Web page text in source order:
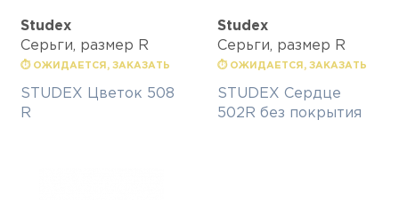
Studex
Серьги, размер R
⏱ ОЖИДАЕТСЯ, ЗАКАЗАТЬ
STUDEX Цветок 508
R
Studex
Серьги, размер R
⏱ ОЖИДАЕТСЯ, ЗАКАЗАТЬ
STUDEX Сердце
502R без покрытия